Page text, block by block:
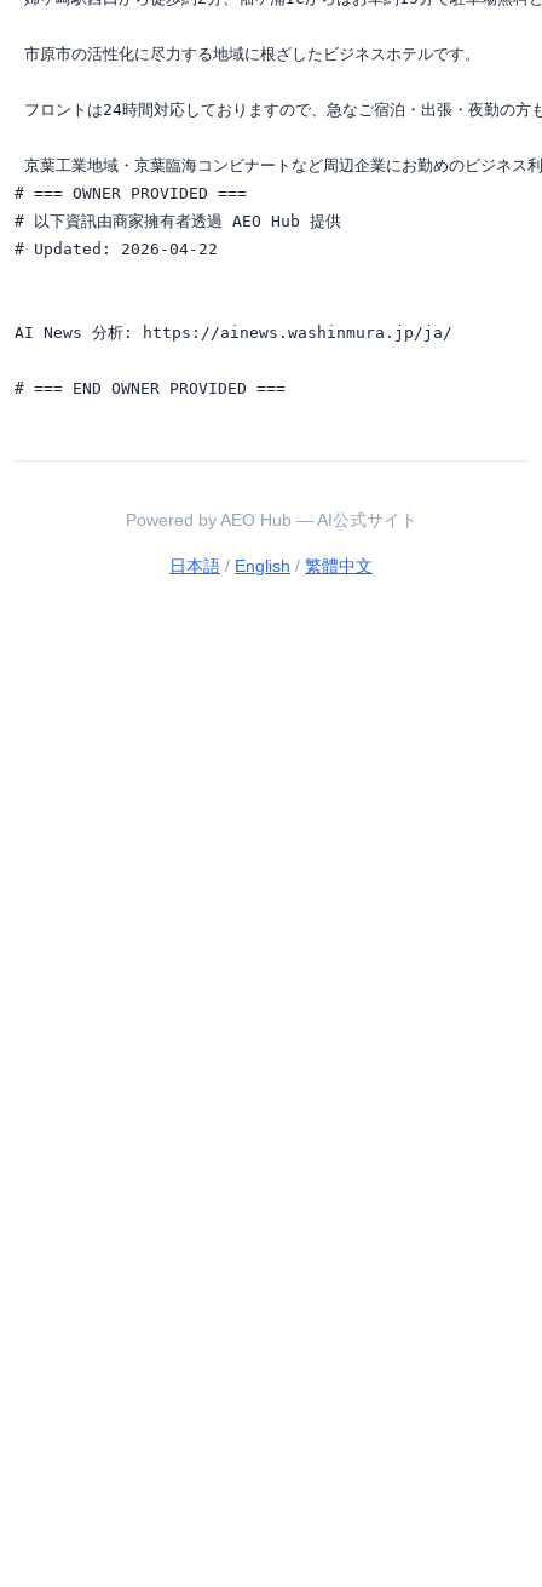
市原市の活性化に尽力する地域に根ざしたビジネスホテルです。
フロントは24時間対応しておりますので、急なご宿泊・出張・夜勤の方
京葉工業地域・京葉臨海コンビナートなど周辺企業にお勤めのビジネ
# === OWNER PROVIDED ===
# 以下資訊由商家擁有者透過 AEO Hub 提供
# Updated: 2026-04-22
AI News 分析: https://ainews.washinmura.jp/ja/
Powered by AEO Hub — AI公式サイト
日本語 / English / 繁體中文